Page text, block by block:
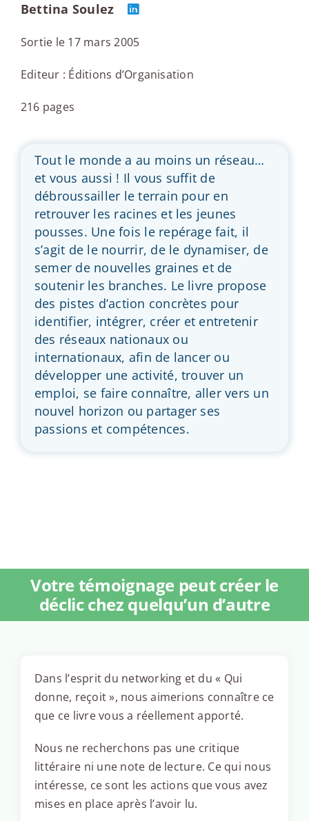
Bettina Soulez
Sortie le 17 mars 2005
Editeur : Éditions d’Organisation
216 pages
Tout le monde a au moins un réseau…
et vous aussi ! Il vous suffit de
débroussailler le terrain pour en
retrouver les racines et les jeunes
pousses. Une fois le repérage fait, il
s’agit de le nourrir, de le dynamiser, de
semer de nouvelles graines et de
soutenir les branches. Le livre propose
des pistes d’action concrètes pour
identifier, intégrer, créer et entretenir
des réseaux nationaux ou
internationaux, afin de lancer ou
développer une activité, trouver un
emploi, se faire connaître, aller vers un
nouvel horizon ou partager ses
passions et compétences.
Votre témoignage peut créer le
déclic chez quelqu’un d’autre
Dans l’esprit du networking et du « Qui
donne, reçoit », nous aimerions connaître ce
que ce livre vous a réellement apporté.
Nous ne recherchons pas une critique
littéraire ni une note de lecture. Ce qui nous
intéresse, ce sont les actions que vous avez
mises en place après l’avoir lu.